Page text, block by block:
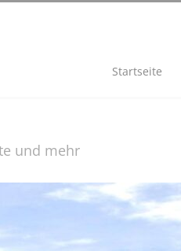
Startseite
und mehr